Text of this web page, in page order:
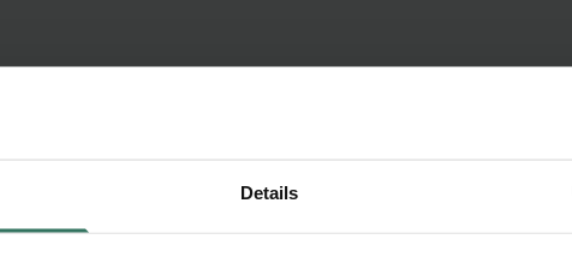
Details
Formen mit einer modernen
einfühlsame Erinnerung zu schaffen.
eignet er sich besonders für diejenigen, die
suchen. Verfügbar für Urnen-, Einzel- und